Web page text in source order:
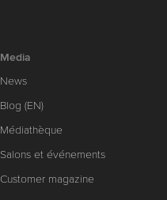
Media
News
Blog (EN)
Médiathèque
Salons et événements
Customer magazine